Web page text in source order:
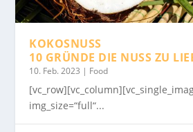
KOKOSNUSS
10 GRÜNDE DIE NUSS ZU
10. Feb. 2023 | Food
img_size=“full“...